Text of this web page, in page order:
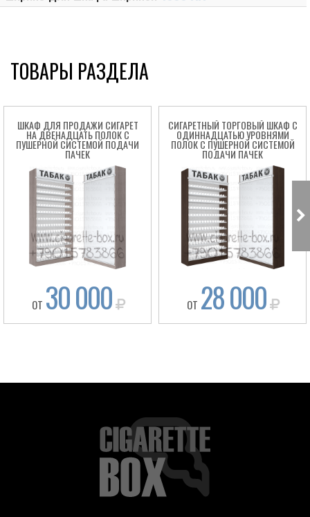
ТОВАРЫ РАЗДЕЛА
ШКАФ ДЛЯ ПРОДАЖИ СИГАРЕТ
НА ДВЕНАДЦАТЬ ПОЛОК С
ПУШЕРНОЙ СИСТЕМОЙ ПОДАЧИ
ПАЧЕК
ОТ 30 000
СИГАРЕТНЫЙ ТОРГОВЫЙ ШКАФ C
ОДИННАДЦАТЬЮ УРОВНЯМИ
ПОЛОК С ПУШЕРНОЙ СИСТЕМОЙ
ПОДАЧИ ПАЧЕК
ОТ 28 000